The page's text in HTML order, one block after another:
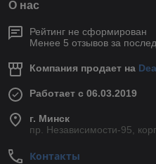
О нас
Рейтинг не сформирован
Менее 5 отзывов за
Компания продает на
Работает с 06.03.2019
г. Минск
пр. Независимости-95,
Контакты